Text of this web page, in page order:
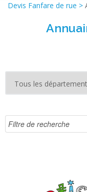
Devis Fanfare de rue >